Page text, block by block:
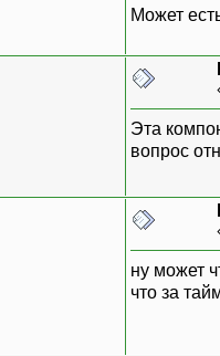
Может
Эта
вопрос
ну может
что за